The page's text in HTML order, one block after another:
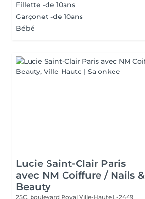
Fillette -de 10ans
Garçonet -de 10ans
Bébé
Lucie Saint-Clair Paris
avec NM Coiffure / Nails &
Beauty
25C, boulevard Royal Ville-Haute L-2449